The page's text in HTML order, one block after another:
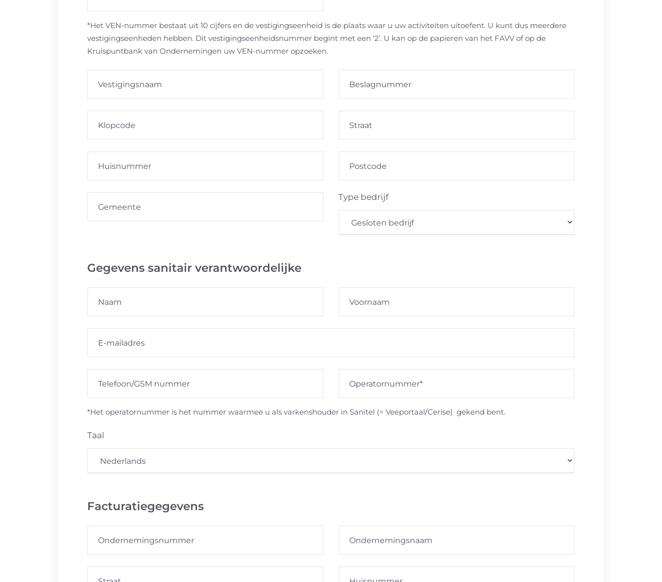
*Het VEN-nummer bestaat uit 10 cijfers en de vestigingseenheid is de plaats waar u uw activiteiten uitoefent. U kunt dus meerdere
vestigingseenheden hebben. Dit vestigingseenheidsnummer begint met een ‘2’. U kan op de papieren van het FAVV of op de
Kruispuntbank van Ondernemingen uw VEN-nummer opzoeken.
Type bedrijf
Gegevens sanitair verantwoordelijke
*Het operatornummer is het nummer waarmee u als varkenshouder in Sanitel (= Veeportaal/Cerise) gekend bent.
Taal
Facturatiegegevens